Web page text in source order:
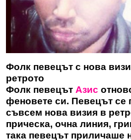
Фолк певецът с нова
ретрото
Фолк певецът Азис
феновете си. Певецът се
съвсем нова визия в
прическа, очна линия,
така певецът приличаше